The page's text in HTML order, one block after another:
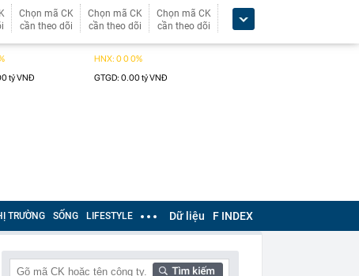
Chọn mã CK
cần theo dõi
Chọn mã CK
cần theo dõi
Chọn mã CK
cần theo dõi
TRƯỜNG SỐNG LIFESTYLE Dữ liệu F INDEX